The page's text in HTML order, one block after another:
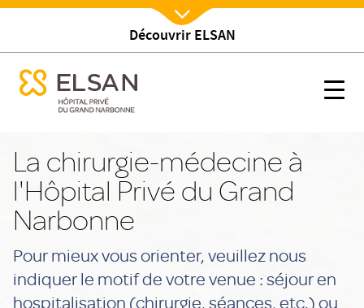
contenu
principal
Découvrir ELSAN
Chirurgie - Médecine
menu mobile
Nx:Afficher menu
menu mobile
La chirurgie-médecine à
l'Hôpital Privé du Grand
Narbonne
Pour mieux vous orienter, veuillez nous
indiquer le motif de votre venue : séjour en
hospitalisation (chirurgie, séances, etc.) ou